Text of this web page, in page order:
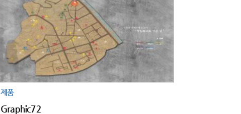
제품
Graphic72